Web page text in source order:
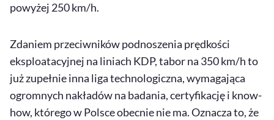
powyżej 250 km/h.
Zdaniem przeciwników podnoszenia prędkości
eksploatacyjnej na liniach KDP, tabor na 350 km/h to
już zupełnie inna liga technologiczna, wymagająca
ogromnych nakładów na badania, certyfikację i know-
how, którego w Polsce obecnie nie ma. Oznacza to, że